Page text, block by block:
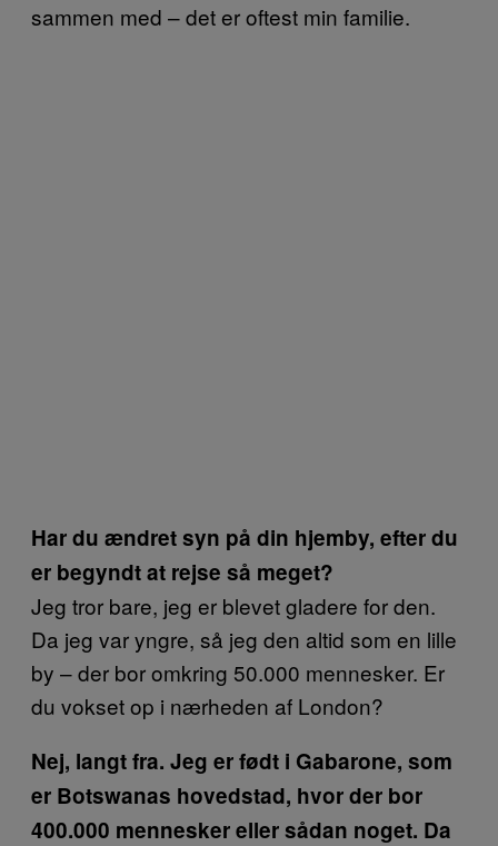
sammen med – det er oftest min familie.
Har du ændret syn på din hjemby, efter du
er begyndt at rejse så meget?
Jeg tror bare, jeg er blevet gladere for den.
Da jeg var yngre, så jeg den altid som en lille
by – der bor omkring 50.000 mennesker. Er
du vokset op i nærheden af London?
Nej, langt fra. Jeg er født i Gabarone, som
er Botswanas hovedstad, hvor der bor
400.000 mennesker eller sådan noget. Da